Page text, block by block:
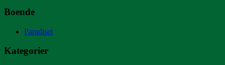
Boende
Paradiset
Kategorier